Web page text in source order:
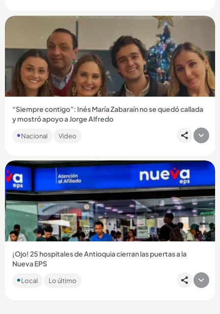
Compartir Noticia
“Siempre contigo”: Inés María Zabaraín no se quedó callada
y mostró apoyo a Jorge Alfredo
La periodista había permanecido en las sombras desde que
estalló el escándalo, pero recientemente mostró que sigue al
Nacional Video
Compartir Noticia
¡Ojo! 25 hospitales de Antioquia cierran las puertas a la
Nueva EPS
Entre los centros médicos se encuentran el Hospital General
de Medellín y el Marco Fidel Suárez de Bello, que no
Local Lo último